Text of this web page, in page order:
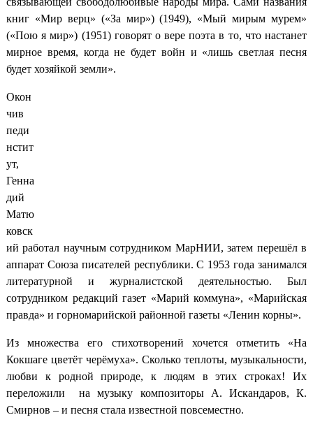
книг «Мир верц» («За мир») (1949), «Мый мирым мурем»
(«Пою я мир») (1951) говорят о вере поэта в то, что настанет
мирное время, когда не будет войн и «лишь светлая песня
будет хозяйкой земли».
Окон
чив
педи
нстит
ут,
Генна
дий
Матю
ковск
ий работал научным сотрудником МарНИИ, затем перешёл в
аппарат Союза писателей республики. С 1953 года занимался
литературной и журналистской деятельностью. Был
сотрудником редакций газет «Марий коммуна», «Марийская
правда» и горномарийской районной газеты «Ленин корны».
Из множества его стихотворений хочется отметить «На
Кокшаге цветёт черёмуха». Сколько теплоты, музыкальности,
любви к родной природе, к людям в этих строках! Их
переложили на музыку композиторы А. Искандаров, К.
Смирнов – и песня стала известной повсеместно.